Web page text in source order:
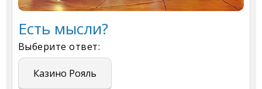
Есть мысли?
Выберите ответ:
Казино Рояль